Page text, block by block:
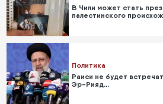
В Чили может стать
палестинского
Политика
Раиси не будет
Эр-Рияд…